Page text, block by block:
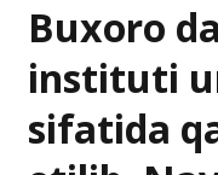
Buxoro
instituti
sifatida